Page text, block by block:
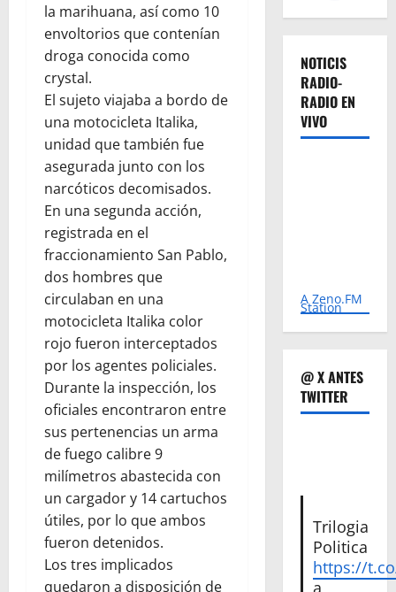
la marihuana, así como 10
envoltorios que contenían
droga conocida como
crystal.
El sujeto viajaba a bordo de
una motocicleta Italika,
unidad que también fue
asegurada junto con los
narcóticos decomisados.
En una segunda acción,
registrada en el
fraccionamiento San Pablo,
dos hombres que
circulaban en una
motocicleta Italika color
rojo fueron interceptados
por los agentes policiales.
Durante la inspección, los
oficiales encontraron entre
sus pertenencias un arma
de fuego calibre 9
milímetros abastecida con
un cargador y 14 cartuchos
útiles, por lo que ambos
fueron detenidos.
Los tres implicados
quedaron a disposición de
NOTICIS
RADIO-
RADIO EN
VIVO
A Zeno.FM
Station
@ X ANTES
TWITTER
Trilogia
Politica
https://